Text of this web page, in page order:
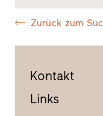
Zurück zum
Kontakt
Links